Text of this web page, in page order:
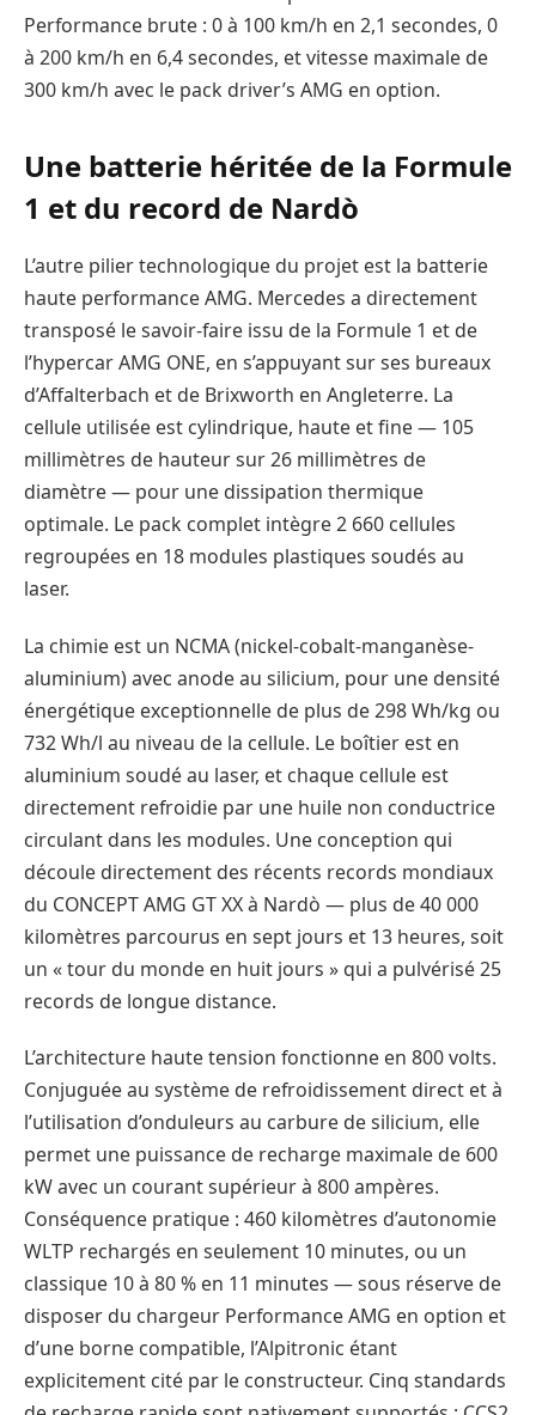
Performance brute : 0 à 100 km/h en 2,1 secondes, 0
à 200 km/h en 6,4 secondes, et vitesse maximale de
300 km/h avec le pack driver’s AMG en option.
Une batterie héritée de la Formule
1 et du record de Nardò
L’autre pilier technologique du projet est la batterie
haute performance AMG. Mercedes a directement
transposé le savoir-faire issu de la Formule 1 et de
l’hypercar AMG ONE, en s’appuyant sur ses bureaux
d’Affalterbach et de Brixworth en Angleterre. La
cellule utilisée est cylindrique, haute et fine — 105
millimètres de hauteur sur 26 millimètres de
diamètre — pour une dissipation thermique
optimale. Le pack complet intègre 2 660 cellules
regroupées en 18 modules plastiques soudés au
laser.
La chimie est un NCMA (nickel-cobalt-manganèse-
aluminium) avec anode au silicium, pour une densité
énergétique exceptionnelle de plus de 298 Wh/kg ou
732 Wh/l au niveau de la cellule. Le boîtier est en
aluminium soudé au laser, et chaque cellule est
directement refroidie par une huile non conductrice
circulant dans les modules. Une conception qui
découle directement des récents records mondiaux
du CONCEPT AMG GT XX à Nardò — plus de 40 000
kilomètres parcourus en sept jours et 13 heures, soit
un « tour du monde en huit jours » qui a pulvérisé 25
records de longue distance.
L’architecture haute tension fonctionne en 800 volts.
Conjuguée au système de refroidissement direct et à
l’utilisation d’onduleurs au carbure de silicium, elle
permet une puissance de recharge maximale de 600
kW avec un courant supérieur à 800 ampères.
Conséquence pratique : 460 kilomètres d’autonomie
WLTP rechargés en seulement 10 minutes, ou un
classique 10 à 80 % en 11 minutes — sous réserve de
disposer du chargeur Performance AMG en option et
d’une borne compatible, l’Alpitronic étant
explicitement cité par le constructeur. Cinq standards